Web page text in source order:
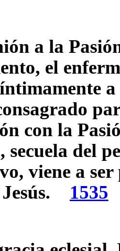
a la
el
con la
secuela del
viene a
1535